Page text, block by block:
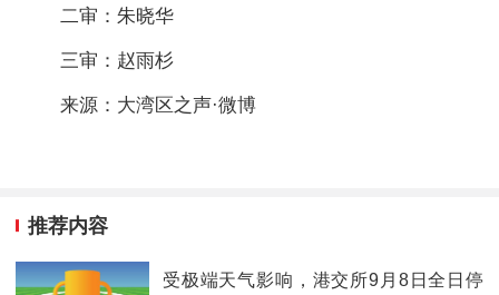
二审：朱晓华
三审：赵雨杉
来源：大湾区之声·微博
推荐内容
受极端天气影响，港交所9月8日全日停